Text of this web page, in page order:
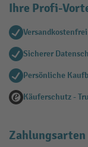
Ihre Profi-
Sicherer
Persönliche
Käuferschutz -
Zahlungsarten